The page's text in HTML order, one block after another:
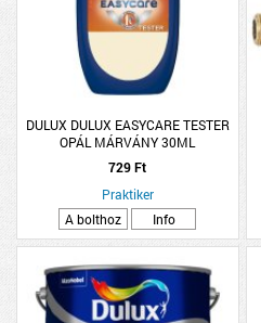
DULUX DULUX EASYCARE TESTER
OPÁL MÁRVÁNY 30ML
729 Ft
Praktiker
A bolthoz
Info